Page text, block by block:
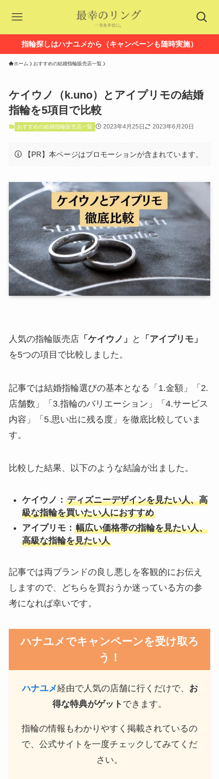
指輪探しはハナユメから（キャンペーンも随時実施）
ホーム おすすめの結婚指輪販売店一覧
ケイウノ（k.uno）とアイプリモの結婚
指輪を5項目で比較
おすすめの結婚指輪販売店一覧 2023年4月25日 2023年6月20日
【PR】本ページはプロモーションが含まれています。
人気の指輪販売店「ケイウノ」 と
「アイプリモ」
を5つの項目で比較しました。
記事では結婚指輪選びの基本となる「1.金額」「2.
店舗数」「3.指輪のバリエーション」「4.サービス
内容」「5.思い出に残る度」を徹底比較していま
す。
比較した結果、以下のような結論が出ました。
ケイウノ： ディズニーデザインを見たい人、高
級な指輪を買いたい人におすすめ
アイプリモ： 幅広い価格帯の指輪を見たい人、
高級な指輪を見たい人
記事では両ブランドの良し悪しを客観的にお伝え
しますので、どちらを買おうか迷っている方の参
考になれば幸いです。
ハナユメでキャンペーンを受け取ろ
う！
ハナユメ経由で人気の店舗に行くだけで、 お
得な特典がゲット できます。
指輪の情報もわかりやすく掲載されているの
で、公式サイトを一度チェックしてみてくだ
さい。